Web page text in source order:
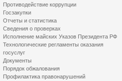
Противодействие коррупции
Госзакупки
Отчеты и статистика
Сведения о проверках
Исполнение майских Указов Президента РФ
Технологические регламенты оказания
госуслуг
Документы
Порядок обжалования
Профилактика правонарушений